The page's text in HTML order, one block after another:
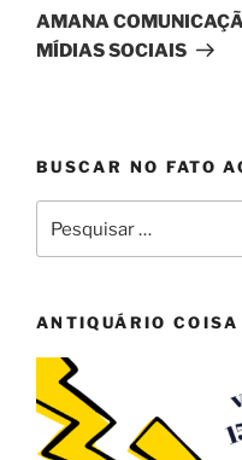
post
AMANA
MÍDIAS SOCIAIS
BUSCAR NO FATO
por:
ANTIQUÁRIO